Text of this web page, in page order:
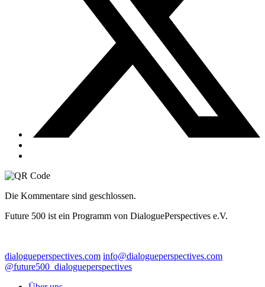
Die Kommentare sind geschlossen.
Future 500 ist ein Programm von DialoguePerspectives e.V.
dialogueperspectives.com info@dialogueperspectives.com
@future500_dialogueperspectives